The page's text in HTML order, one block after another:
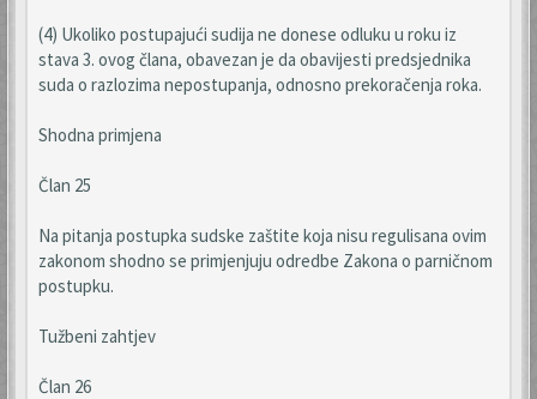
(4) Ukoliko postupajući sudija ne donese odluku u roku iz
stava 3. ovog člana, obavezan je da obavijesti predsjednika
suda o razlozima nepostupanja, odnosno prekoračenja roka.
Shodna primjena
Član 25
Na pitanja postupka sudske zaštite koja nisu regulisana ovim
zakonom shodno se primjenjuju odredbe Zakona o parničnom
postupku.
Tužbeni zahtjev
Član 26